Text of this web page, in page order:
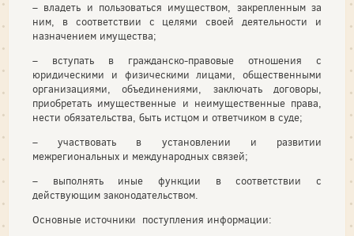
– владеть и пользоваться имуществом, закрепленным за
ним, в соответствии с целями своей деятельности и
назначением имущества;
– вступать в гражданско-правовые отношения с
юридическими и физическими лицами, общественными
организациями, объединениями, заключать договоры,
приобретать имущественные и неимущественные права,
нести обязательства, быть истцом и ответчиком в суде;
– участвовать в установлении и развитии
межрегиональных и международных связей;
– выполнять иные функции в соответствии с
действующим законодательством.
Основные источники поступления информации: